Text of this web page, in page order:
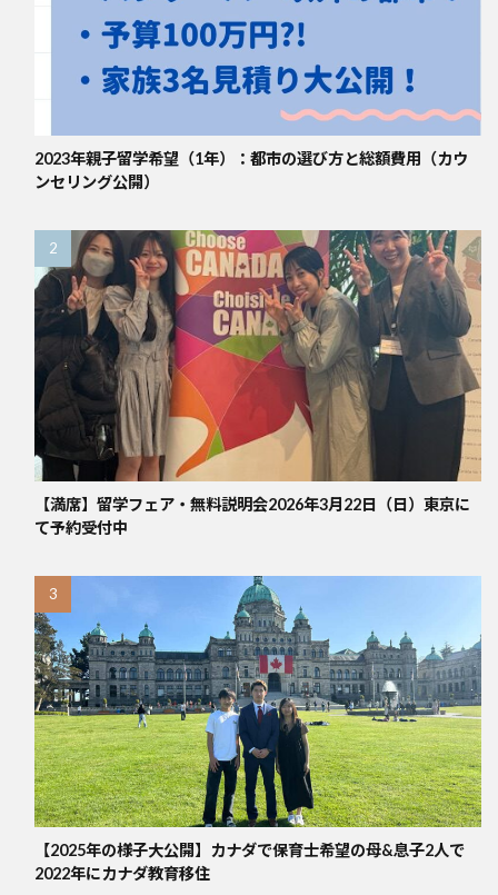
2023年親子留学希望（1年）：都市の選び方と総額費用（カウ
ンセリング公開）
【満席】留学フェア・無料説明会2026年3月22日（日）東京に
て予約受付中
【2025年の様子大公開】カナダで保育士希望の母&息子2人で
2022年にカナダ教育移住